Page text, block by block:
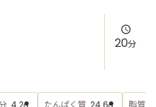
20分
4.2 たんぱく質 24.6 脂質